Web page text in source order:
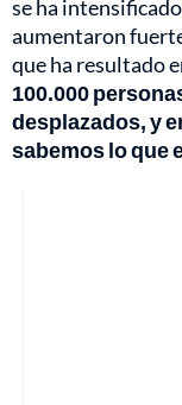
se ha
aumentaron
que ha resultado
100.000
desplazados, y
sabemos lo que